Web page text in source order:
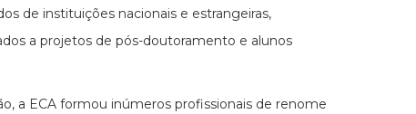
de instituições nacionais e estrangeiras,
a projetos de pós-doutoramento e alunos
a ECA formou inúmeros profissionais de renome